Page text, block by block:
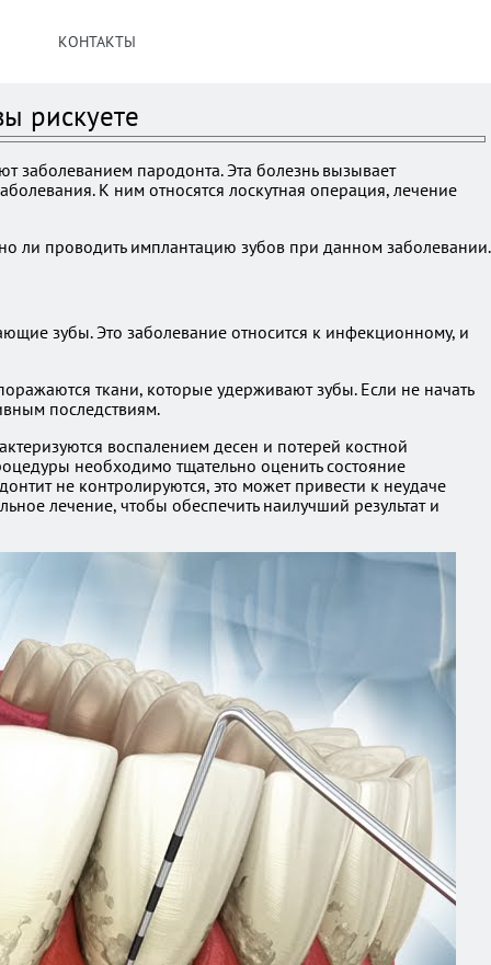
КОНТАКТЫ
рискуете
заболеванием пародонта. Эта болезнь вызывает
К ним относятся лоскутная операция, лечение
ли проводить имплантацию зубов при данном заболевании.
зубы. Это заболевание относится к инфекционному, и
ткани, которые удерживают зубы. Если не начать
последствиям.
воспалением десен и потерей костной
необходимо тщательно оценить состояние
не контролируются, это может привести к неудаче
лечение, чтобы обеспечить наилучший результат и